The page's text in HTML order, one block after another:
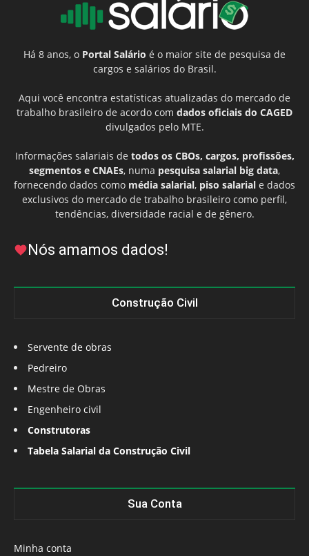
Há 8 anos, o Portal Salário é o maior site de pesquisa de
cargos e salários do Brasil.
Aqui você encontra estatísticas atualizadas do mercado de
trabalho brasileiro de acordo com dados oficiais do CAGED
divulgados pelo MTE.
Informações salariais de todos os CBOs, cargos, profissões,
segmentos e CNAEs, numa pesquisa salarial big data,
fornecendo dados como média salarial, piso salarial e dados
exclusivos do mercado de trabalho brasileiro como perfil,
tendências, diversidade racial e de gênero.
Nós amamos dados!
Construção Civil
Servente de obras
Pedreiro
Mestre de Obras
Engenheiro civil
Construtoras
Tabela Salarial da Construção Civil
Sua Conta
Minha conta